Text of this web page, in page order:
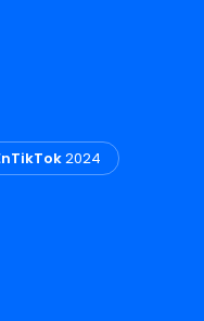
2024